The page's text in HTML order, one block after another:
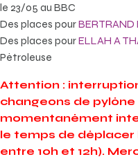
le 23/05 au BBC
Des places pourBERTRAND
Des places pourELLAH A
Pétroleuse
Attention :
changeons de
momentanément
le temps de déplacer
entre 10h et 12h).